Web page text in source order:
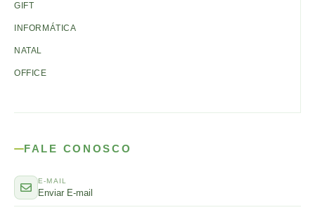
GIFT
INFORMÁTICA
NATAL
OFFICE
FALE CONOSCO
E-MAIL
Enviar E-mail